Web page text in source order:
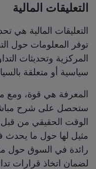
التعليقات المالية
التعليقات المالية هي
توفر المعلومات حول
المركزية وتحديثات
سياسية أو متعلقة
المعرفة هي قوة، ومع
ستحصل على شرح
مثيل لها حول ما
رائدة في السوق حول
لضمان اتخاذ قرارات